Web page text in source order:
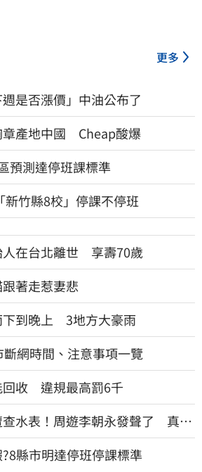
更多
是否漲價」中油公布了
章產地中國 Cheap酸爆
預測達停班課標準
新竹縣8校」停課不停班
人在台北離世 享壽70歲
著走惹妻悲
下到晚上 3地方大豪雨
網時間、注意事項一覽
回收 違規最高罰6千
查水表！周遊李朝永發聲了 真實
縣市明達停班停課標準